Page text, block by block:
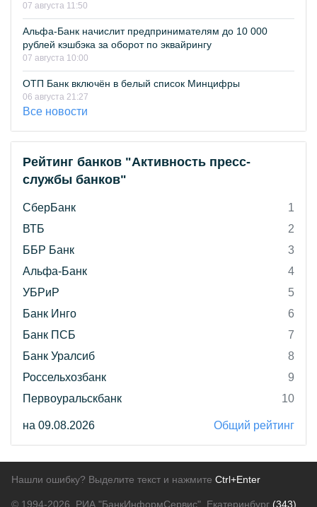
07 августа 11:50
Альфа-Банк начислит предпринимателям до 10 000
рублей кэшбэка за оборот по эквайрингу
07 августа 10:00
ОТП Банк включён в белый список Минцифры
06 августа 21:27
Все новости
Рейтинг банков "Активность пресс-
службы банков"
СберБанк
1
ВТБ
2
ББР Банк
3
Альфа-Банк
4
УБРиР
5
Банк Инго
6
Банк ПСБ
7
Банк Уралсиб
8
Россельхозбанк
9
Первоуральскбанк
10
на 09.08.2026 Общий рейтинг
Нашли ошибку? Выделите текст и нажмите Ctrl+Enter
© 1994-2026. РИА "БанкИнформСервис". Екатеринбург (343)